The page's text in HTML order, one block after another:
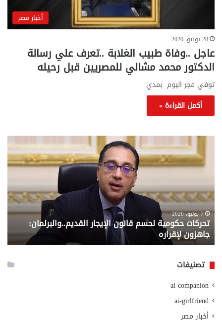
أخبار مصر
28 يوليو، 2020
عاجل ..وفاة طبيب الغلابة ..تعرف علي رسالة
الدكتور محمد مشالي للمصريين قبل رحيله
توفي فجر اليوم بمدي
أكمل القراءة »
تحركات
حكومية
لحسم
قانون
القديم..والبرلمان:
جاهزون
لإقراره
7 يوليو، 2020
تحركات حكومية لحسم قانون الإيجار القديم..والبرلمان:
جاهزون لإقراره
..
من
تصنيفات
ai companion
ai-girlfriend
أخبار مصر